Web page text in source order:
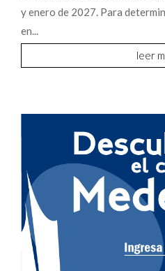
y enero de 2027. Para
en...
leer